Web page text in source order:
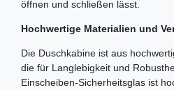
öffnen und schließen lässt.
Hochwertige Materialien und
Die Duschkabine ist aus
die für Langlebigkeit und
Einscheiben-Sicherheitsglas ist